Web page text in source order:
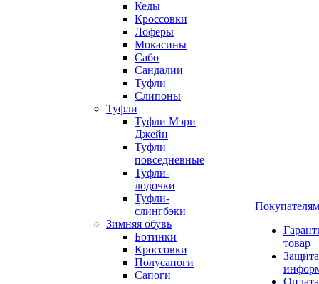
Кеды
Кроссовки
Лоферы
Мокасины
Сабо
Сандалии
Туфли
Слипоны
Туфли
Туфли Мэри
Джейн
Туфли
повседневные
Туфли-
лодочки
Туфли-
слингбэки
Зимняя обувь
Ботинки
Кроссовки
Полусапоги
Сапоги
Покупателям
товар
Защита
Оплата